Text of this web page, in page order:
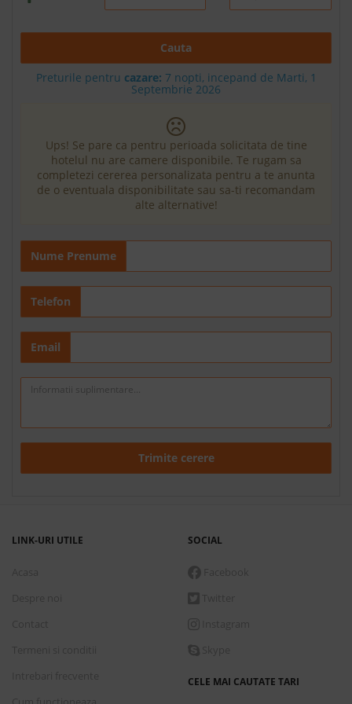
Cauta
Preturile pentru cazare: 7 nopti, incepand de Marti, 1
Septembrie 2026
Ups! Se pare ca pentru perioada solicitata de tine
hotelul nu are camere disponibile. Te rugam sa
completezi cererea personalizata pentru a te anunta
de o eventuala disponibilitate sau sa-ti recomandam
alte alternative!
Nume Prenume
Telefon
Email
Trimite cerere
LINK-URI UTILE SOCIAL
CELE MAI CAUTATE TARI